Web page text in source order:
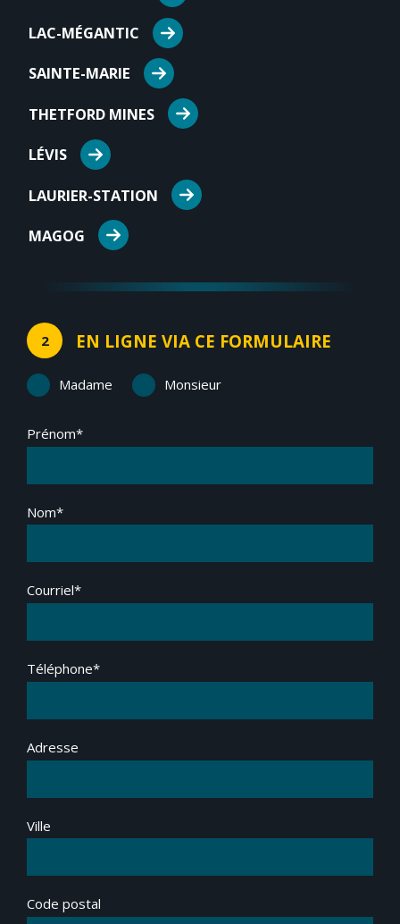
LAC-MÉGANTIC
SAINTE-MARIE
THETFORD MINES
LÉVIS
LAURIER-STATION
MAGOG
2 EN LIGNE VIA CE FORMULAIRE
Madame Monsieur
Prénom*
Nom*
Courriel*
Téléphone*
Adresse
Ville
Code postal